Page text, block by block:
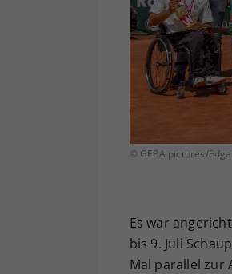
© GEPA pictures/
Es war
bis 9. Juli
Mal parallel zur